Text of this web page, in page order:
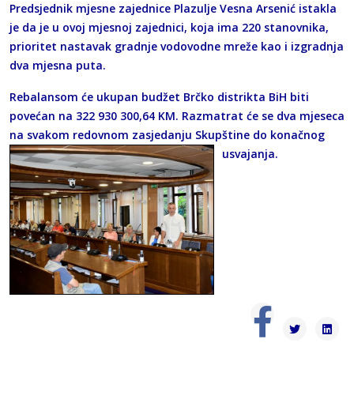
Predsjednik mjesne zajednice Plazulje Vesna Arsenić istakla
je da je u ovoj mjesnoj zajednici, koja ima 220 stanovnika,
prioritet nastavak gradnje vodovodne mreže kao i izgradnja
dva mjesna puta.
Rebalansom će ukupan budžet Brčko distrikta BiH biti
povećan na 322 930 300,64 KM. Razmatrat će se dva mjeseca
na svakom redovnom zasjedanju Skupštine do konačnog
usvajanja.